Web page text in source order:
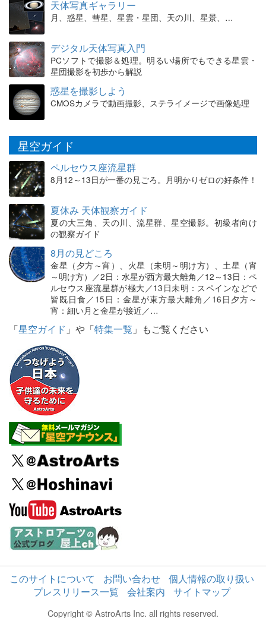
天体写真ギャラリー
月、惑星、彗星、星雲・星団、天の川、星景、…
デジタル天体写真入門
PCソフトで撮影＆処理。明るい場所でもできる星雲・
星団撮影を初歩から解説
惑星を撮影しよう
CMOSカメラで動画撮影、ステライメージで画像処理
星空ガイド
ペルセウス座流星群
8月12～13日が一番の見ごろ。月明かりゼロの好条件！
夏休み 天体観察ガイド
夏の大三角、天の川、流星群、星空撮影。初級者向け
の観察ガイド
8月の見どころ
金星（夕方～宵）、火星（未明～明け方）、土星（宵
～明け方）／2日：水星が西方最大離角／12～13日：ペ
ルセウス座流星群が極大／13日未明：スペインなどで
皆既日食／15日：金星が東方最大離角／16日夕方～
宵：細い月と金星が接近／…
「星空ガイド 」や「特集一覧 」もご覧ください
このサイトについて お問い合わせ
個人情報の取り扱い
プレスリリース一覧
会社案内 サイトマップ
Copyright © AstroArts Inc. all rights reserved.